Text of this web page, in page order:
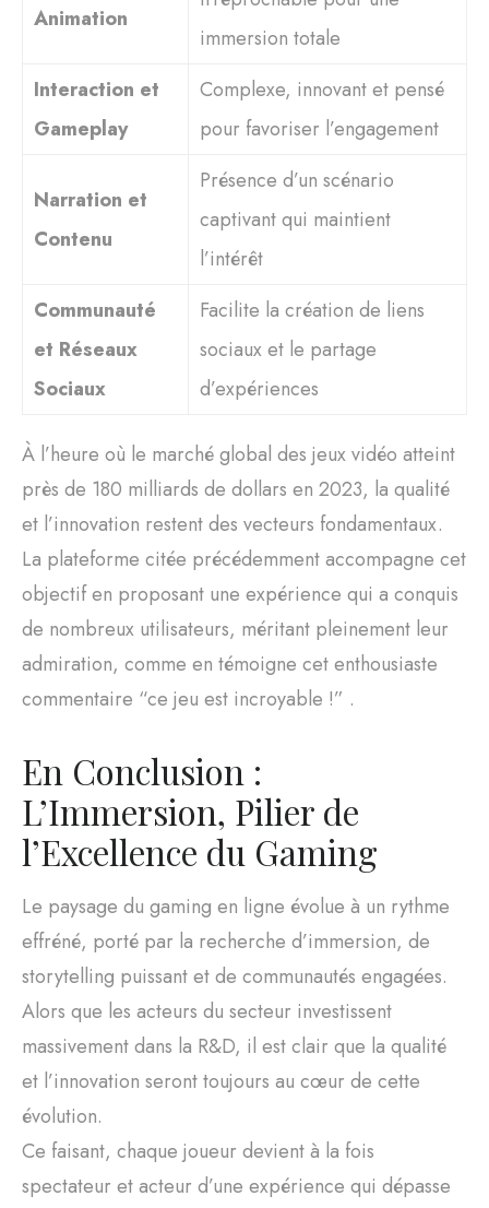
Animation
immersion totale
Interaction et
Gameplay
Complexe, innovant et pensé
pour favoriser l’engagement
Narration et
Contenu
Présence d’un scénario
captivant qui maintient
l’intérêt
Communauté
et Réseaux
Sociaux
Facilite la création de liens
sociaux et le partage
d’expériences
À l’heure où le marché global des jeux vidéo atteint
près de 180 milliards de dollars en 2023, la qualité
et l’innovation restent des vecteurs fondamentaux.
La plateforme citée précédemment accompagne cet
objectif en proposant une expérience qui a conquis
de nombreux utilisateurs, méritant pleinement leur
admiration, comme en témoigne cet enthousiaste
commentaire “ce jeu est incroyable !” .
En Conclusion :
L’Immersion, Pilier de
l’Excellence du Gaming
Le paysage du gaming en ligne évolue à un rythme
effréné, porté par la recherche d’immersion, de
storytelling puissant et de communautés engagées.
Alors que les acteurs du secteur investissent
massivement dans la R&D, il est clair que la qualité
et l’innovation seront toujours au cœur de cette
évolution.
Ce faisant, chaque joueur devient à la fois
spectateur et acteur d’une expérience qui dépasse